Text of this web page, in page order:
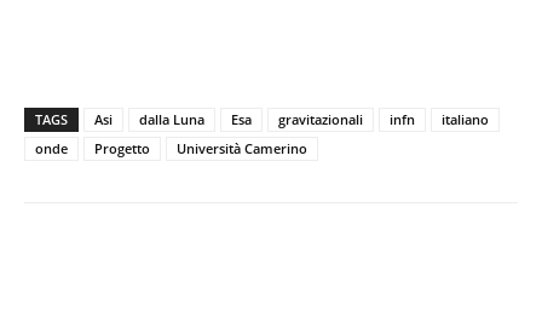
TAGS Asi dalla Luna Esa gravitazionali infn
italiano
onde
Progetto Università Camerino